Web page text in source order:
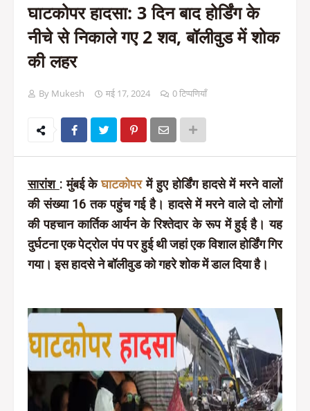
घाटकोपर हादसा: 3 दिन बाद होर्डिंग के
नीचे से निकाले गए 2 शव, बॉलीवुड में शोक
की लहर
By Mukesh मई 17, 2024 0 टिप्पणियाँ
सारांश : मुंबई केघाटकोपरमें हुए होर्डिंग हादसे में मरने वालों
की संख्या 16 तक पहुंच गई है। हादसे में मरने वाले दो लोगों
की पहचान कार्तिक आर्यन के रिश्तेदार के रूप में हुई है। यह
दुर्घटना एक पेट्रोल पंप पर हुई थी जहां एक विशाल होर्डिंग गिर
गया। इस हादसे ने बॉलीवुड को गहरे शोक में डाल दिया है।